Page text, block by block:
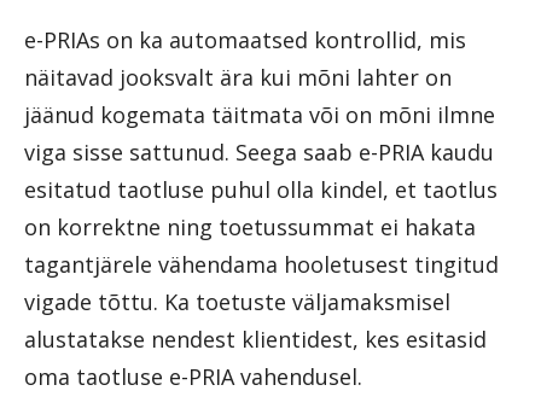
e-PRIAs on ka automaatsed kontrollid, mis
näitavad jooksvalt ära kui mõni lahter on
jäänud kogemata täitmata või on mõni ilmne
viga sisse sattunud. Seega saab e-PRIA kaudu
esitatud taotluse puhul olla kindel, et taotlus
on korrektne ning toetussummat ei hakata
tagantjärele vähendama hooletusest tingitud
vigade tõttu. Ka toetuste väljamaksmisel
alustatakse nendest klientidest, kes esitasid
oma taotluse e-PRIA vahendusel.